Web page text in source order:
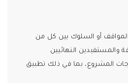
المواقف أو السلوك بين كل من
والمستفيدين النهائيين
المشروع، بما في ذلك تطبيق